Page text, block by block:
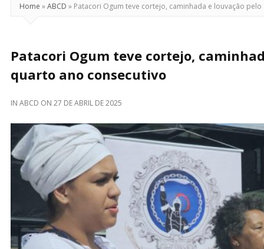
Home »ABCD » Patacori Ogum teve cortejo, caminhada e louvação
Patacori Ogum teve cortejo,
quarto ano consecutivo
IN ABCD ON 27 DE ABRIL DE 2025